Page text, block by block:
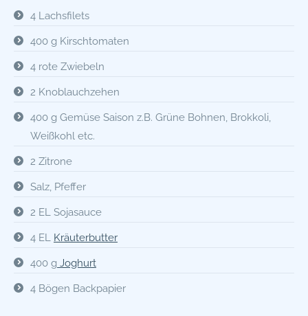
4 Lachsfilets
400 g Kirschtomaten
4 rote Zwiebeln
2 Knoblauchzehen
400 g Gemüse Saison z.B. Grüne Bohnen, Brokkoli,
Weißkohl etc.
2 Zitrone
Salz, Pfeffer
2 EL Sojasauce
4 EL Kräuterbutter
400 g Joghurt
4 Bögen Backpapier